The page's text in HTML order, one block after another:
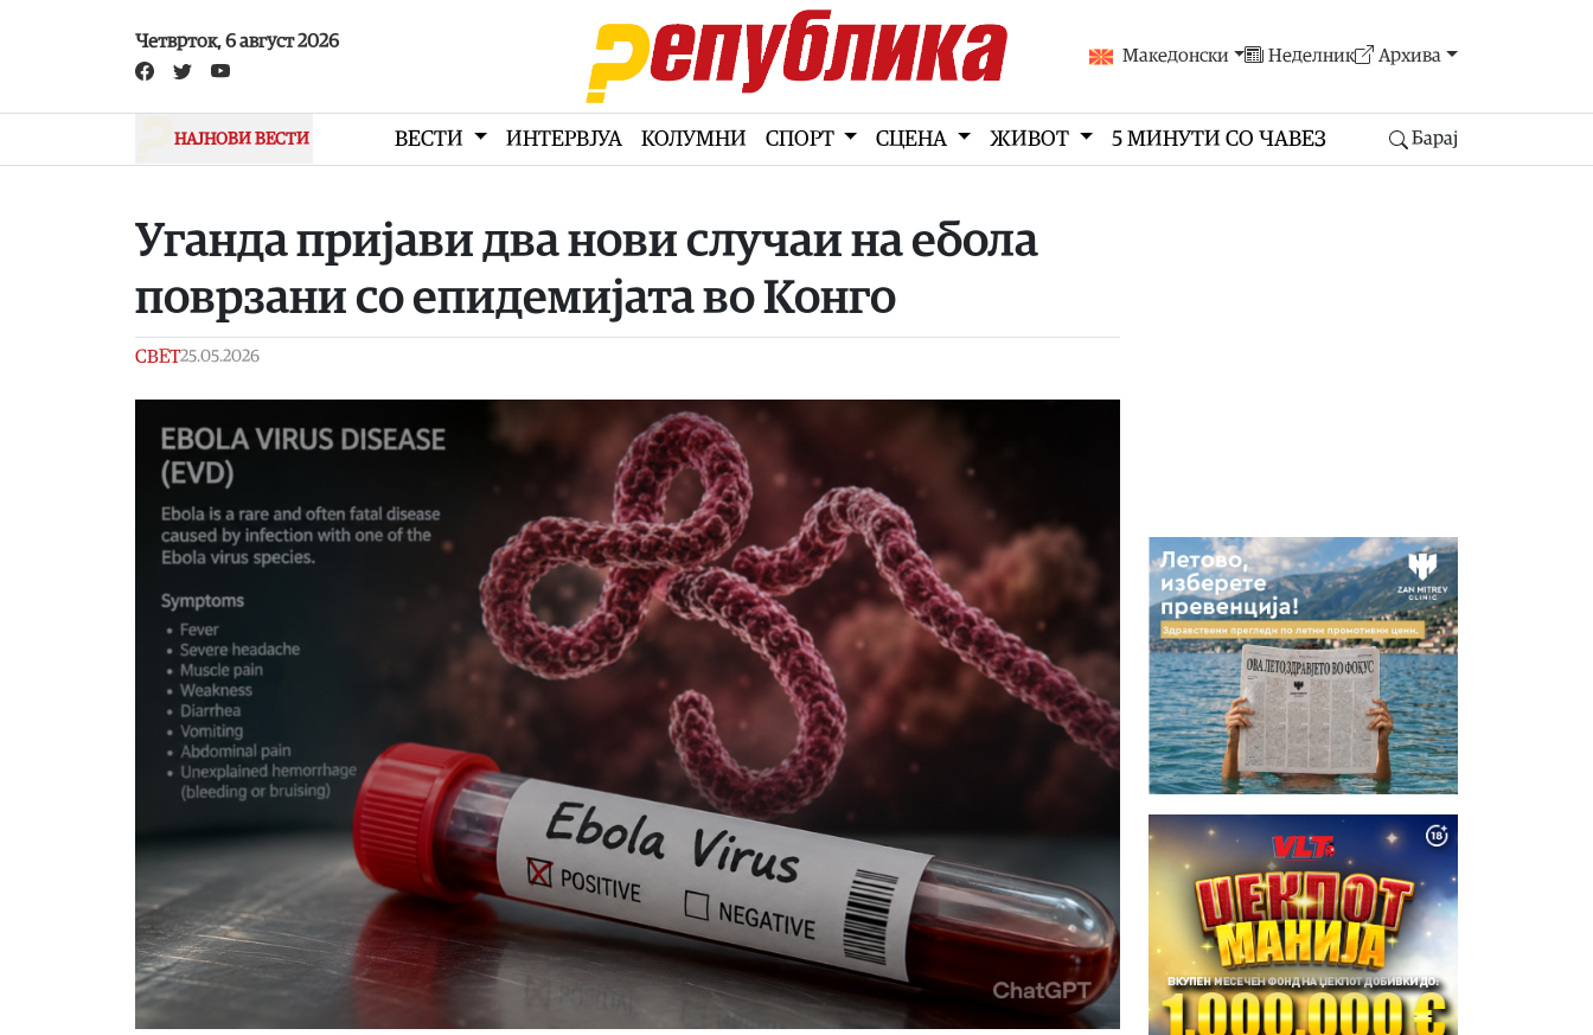
Четврток, 6 август 2026
Македонски Неделник Архива
НАЈНОВИ ВЕСТИ ВЕСТИ ИНТЕРВЈУА КОЛУМНИ СПОРТ СЦЕНА ЖИВОТ 5 МИНУТИ СО ЧАВЕЗ Барај
Уганда пријави два нови случаи на ебола
поврзани со епидемијата во Конго
СВЕТ25.05.2026